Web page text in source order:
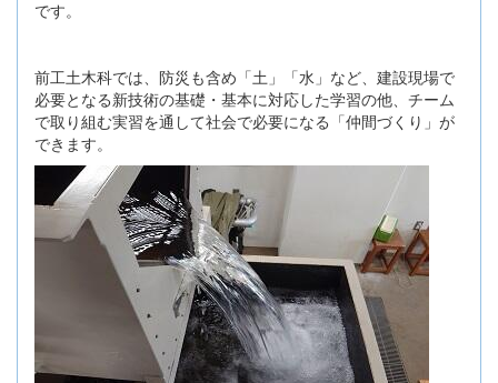
です。
前工土木科では、防災も含め「土」「水」など、建設現場で
必要となる新技術の基礎・基本に対応した学習の他、チーム
で取り組む実習を通して社会で必要になる「仲間づくり」が
できます。